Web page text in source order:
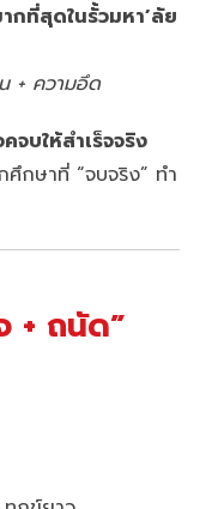
ที่สุดในรั้วมหา’ลัย
+ ความอึด
จบให้สำเร็จจริง
ศึกษาที่ “จบจริง” ทำ
+ ถนัด”